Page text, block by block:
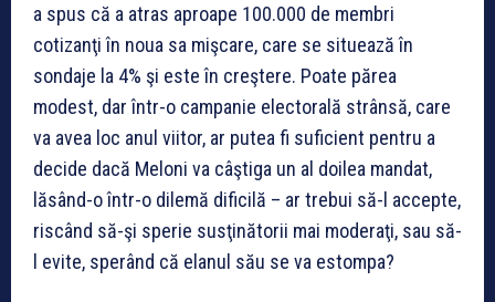
a spus că a atras aproape 100.000 de membri
cotizanţi în noua sa mişcare, care se situează în
sondaje la 4% şi este în creştere. Poate părea
modest, dar într-o campanie electorală strânsă, care
va avea loc anul viitor, ar putea fi suficient pentru a
decide dacă Meloni va câştiga un al doilea mandat,
lăsând-o într-o dilemă dificilă – ar trebui să-l accepte,
riscând să-şi sperie susţinătorii mai moderaţi, sau să-
l evite, sperând că elanul său se va estompa?